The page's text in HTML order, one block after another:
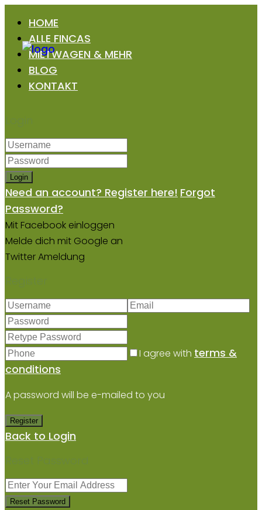
HOME
ALLE FINCAS
MIETWAGEN & MEHR
BLOG
KONTAKT
Login
Login
Need an account? Register here! Forgot
Password?
Mit Facebook einloggen
Melde dich mit Google an
Twitter Ameldung
Register
I agree with terms &
conditions
A password will be e-mailed to you
Register
Back to Login
Reset Password
Reset Password